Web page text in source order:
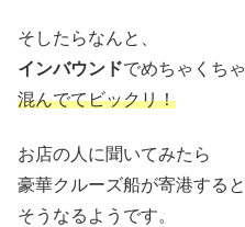
そしたらなんと、
インバウンドでめちゃくちゃ
混んでてビックリ！
お店の人に聞いてみたら
豪華クルーズ船が寄港すると
そうなるようです。